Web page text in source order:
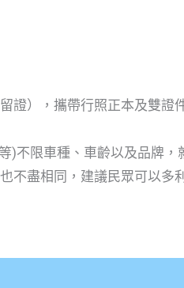
證），攜帶行照正本及雙證
)不限車種、車齡以及品牌，
不盡相同，建議民眾可以多